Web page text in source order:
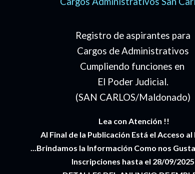
Registro de aspirantes para
Cargos de Administrativos
Cumpliendo funciones en
El Poder Judicial.
(SAN CARLOS/Maldonado)
Lea con Atención !!
Al Final de la Publicación Está el Acceso
...Brindamos la Información Como nos
Inscripciones hasta el 28/09/2025